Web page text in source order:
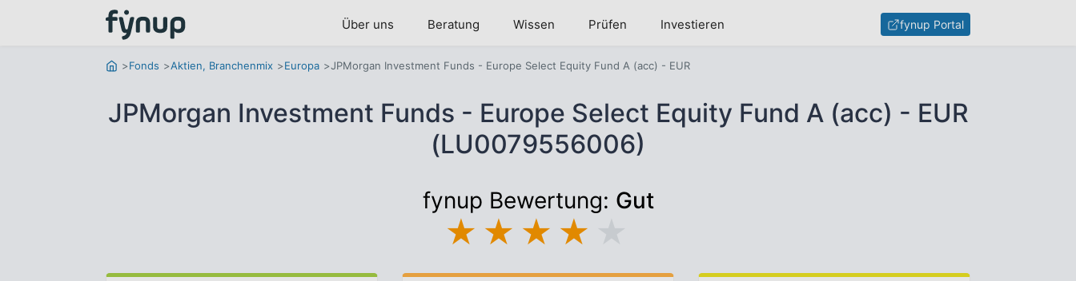
Über uns Beratung Wissen Prüfen Investieren fynup Portal
Fonds Aktien, Branchenmix Europa JPMorgan Investment Funds - Europe Select Equity Fund A (acc) - EUR
JPMorgan Investment Funds - Europe Select Equity Fund A (acc) - EUR
(LU0079556006)
fynup Bewertung: Gut
★ ★ ★ ★